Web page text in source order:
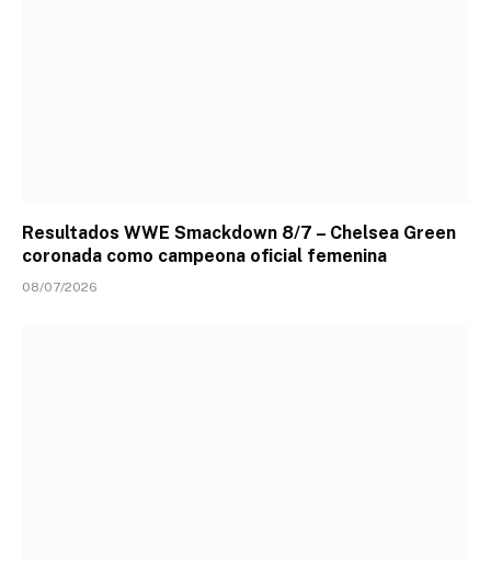
Resultados WWE Smackdown 8/7 – Chelsea Green
coronada como campeona oficial femenina
08/07/2026